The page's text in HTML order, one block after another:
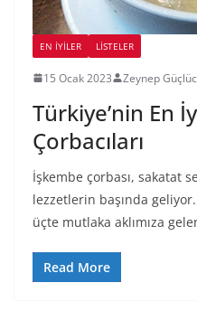
EN İYILER LİSTELER
15 Ocak 2023 Zeynep
Türkiye’nin En
Çorbacıları
İşkembe çorbası, sakatat
lezzetlerin başında
üçte mutlaka aklımıza
Read More